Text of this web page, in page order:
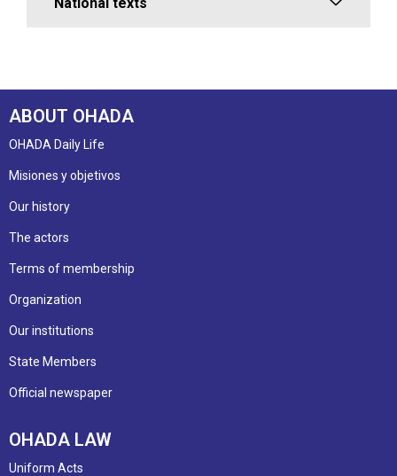
ABOUT OHADA
OHADA Daily Life
Misiones y objetivos
Our history
The actors
Terms of membership
Organization
Our institutions
State Members
Official newspaper
OHADA LAW
Uniform Acts